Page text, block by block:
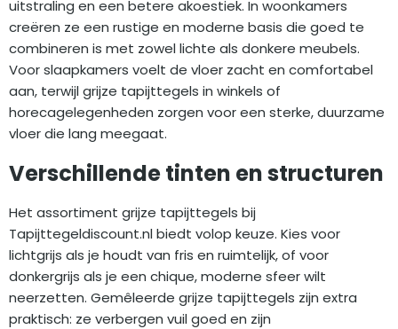
uitstraling en een betere akoestiek. In woonkamers
creëren ze een rustige en moderne basis die goed te
combineren is met zowel lichte als donkere meubels.
Voor slaapkamers voelt de vloer zacht en comfortabel
aan, terwijl grijze tapijttegels in winkels of
horecagelegenheden zorgen voor een sterke, duurzame
vloer die lang meegaat.
Verschillende tinten en structuren
Het assortiment grijze tapijttegels bij
Tapijttegeldiscount.nl biedt volop keuze. Kies voor
lichtgrijs als je houdt van fris en ruimtelijk, of voor
donkergrijs als je een chique, moderne sfeer wilt
neerzetten. Gemêleerde grijze tapijttegels zijn extra
praktisch: ze verbergen vuil goed en zijn